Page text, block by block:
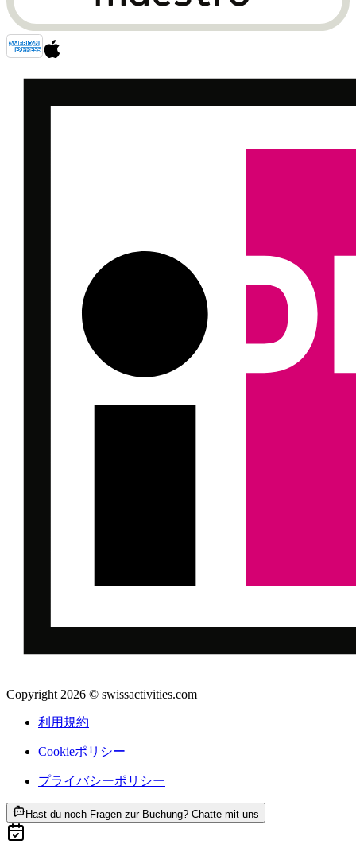
Copyright 2026 © swissactivities.com
利用規約
Cookieポリシー
プライバシーポリシー
Hast du noch Fragen zur Buchung? Chatte mit uns